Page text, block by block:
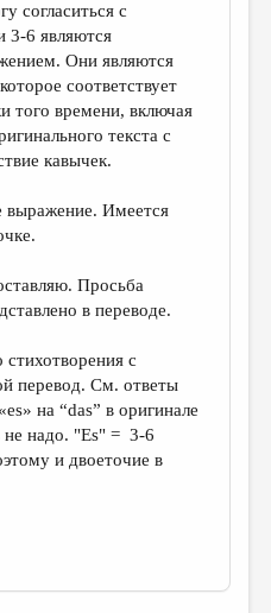
согласиться c
3-6 являются
Они являются
соответствует
того времени, включая
текста с
кавычек.
выражение. Имеется
Просьба
в переводе.
стихотворения с
перевод. См. ответы
на “das” в оригинале
не надо. "Es" = 3-6
и двоеточие в